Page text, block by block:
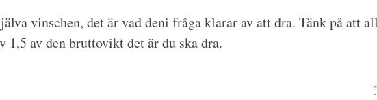
vinschen, det är vad deni fråga klarar av att dra. Tänk på att
1,5 av den bruttovikt det är du ska dra.